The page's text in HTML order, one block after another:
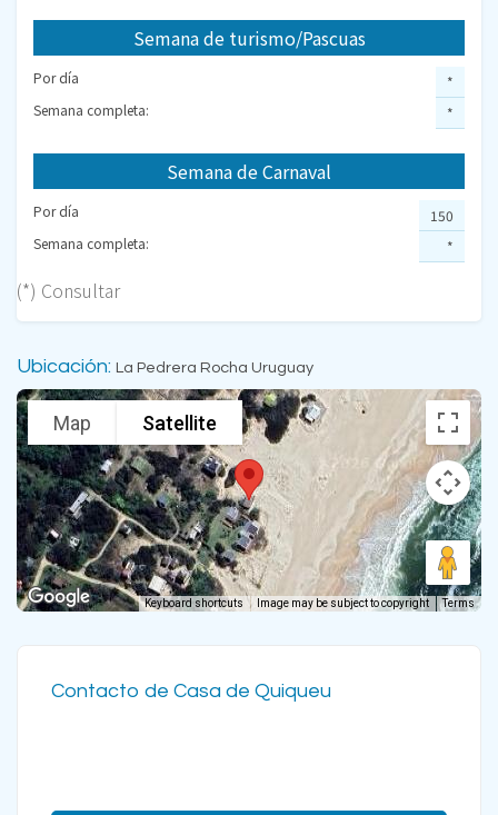
Semana de turismo/Pascuas
Por día
Semana completa:
*
*
Semana de Carnaval
Por día
Semana completa:
150
*
(*) Consultar
Ubicación: La Pedrera Rocha Uruguay
Map Satellite
Keyboard shortcuts Image may be subject to copyright Terms
Contacto de Casa de Quiqueu